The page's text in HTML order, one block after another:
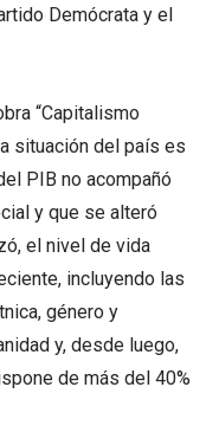
Demócrata y el
“Capitalismo
situación del país es
PIB no acompañó
y que se alteró
el nivel de vida
incluyendo las
género y
y, desde luego,
de más del 40%